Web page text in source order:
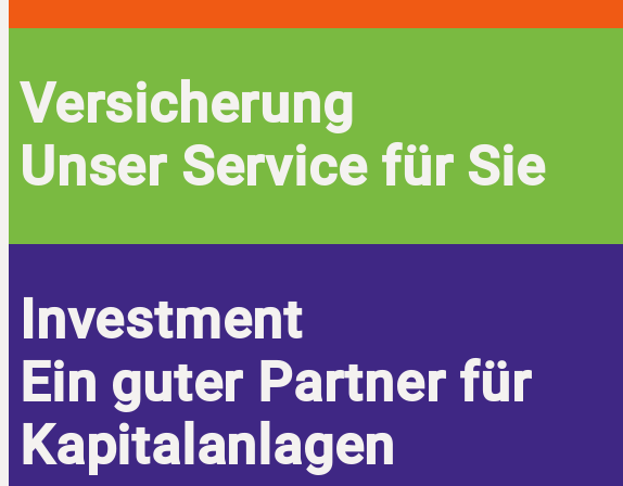
Versicherung
Unser Service für Sie
Investment
Ein guter Partner für
Kapitalanlagen